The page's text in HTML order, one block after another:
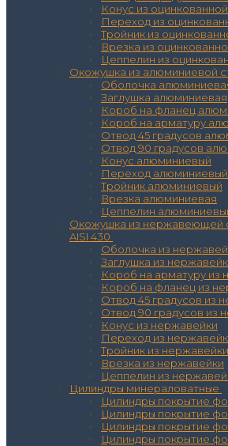
Конус из
Переход из
Тройник из
Врезка из
Цеппелин из
Окожушка из алюминиевой
Оболочка
Заглушка алюминиевая
Короб на фланец
Короб на арматуру
Отвод 45 градусов
Отвод 90 градусов
Конус алюминиевый
Переход алюминиевый
Тройник алюминиевый
Врезка алюминиевая
Цеппелин
Окожушка из нержавеющей
AISI 430
Оболочка из
Заглушка из
Короб на арматуру из
Короб на фланец из
Отвод 45 градусов из
Отвод 90 градусов из
Конус из нержавейки
Переход из
Тройник из нержавейки
Врезка из нержавейки
Цеппелин из
Цилиндры минераловатные
Цилиндры покрытие
Цилиндры покрытие
Цилиндры покрытие
Цилиндры покрытие